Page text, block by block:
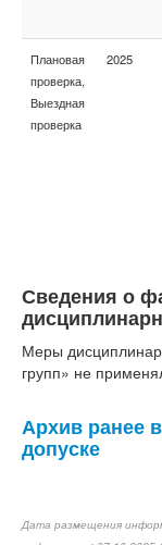
Плановая
проверка,
Выездная
проверка
2025
Сведения о
Меры
групп» не
Архив ранее
допуске
Дата размещения